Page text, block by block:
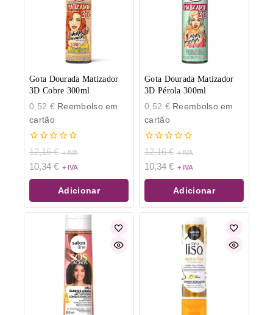
Gota Dourada Matizador
3D Cobre 300ml
0,52 €Reembolso em
cartão
0
de
5
12,16€
10,34 €
Adicionar
Gota Dourada Matizador
3D Pérola 300ml
0,52 €Reembolso em
cartão
0
de
5
12,16€
10,34 €
Adicionar